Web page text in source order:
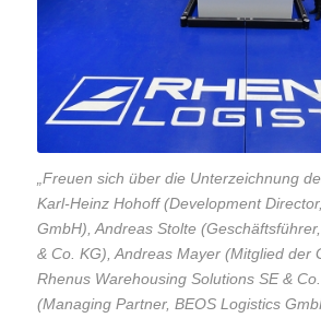
„Freuen sich über die Unterzeichnung
Karl-Heinz Hohoff (Development
GmbH), Andreas Stolte
& Co. KG), Andreas Mayer (Mitglied der
Rhenus Warehousing Solutions SE & Co.
(Managing Partner, BEOS Logistics